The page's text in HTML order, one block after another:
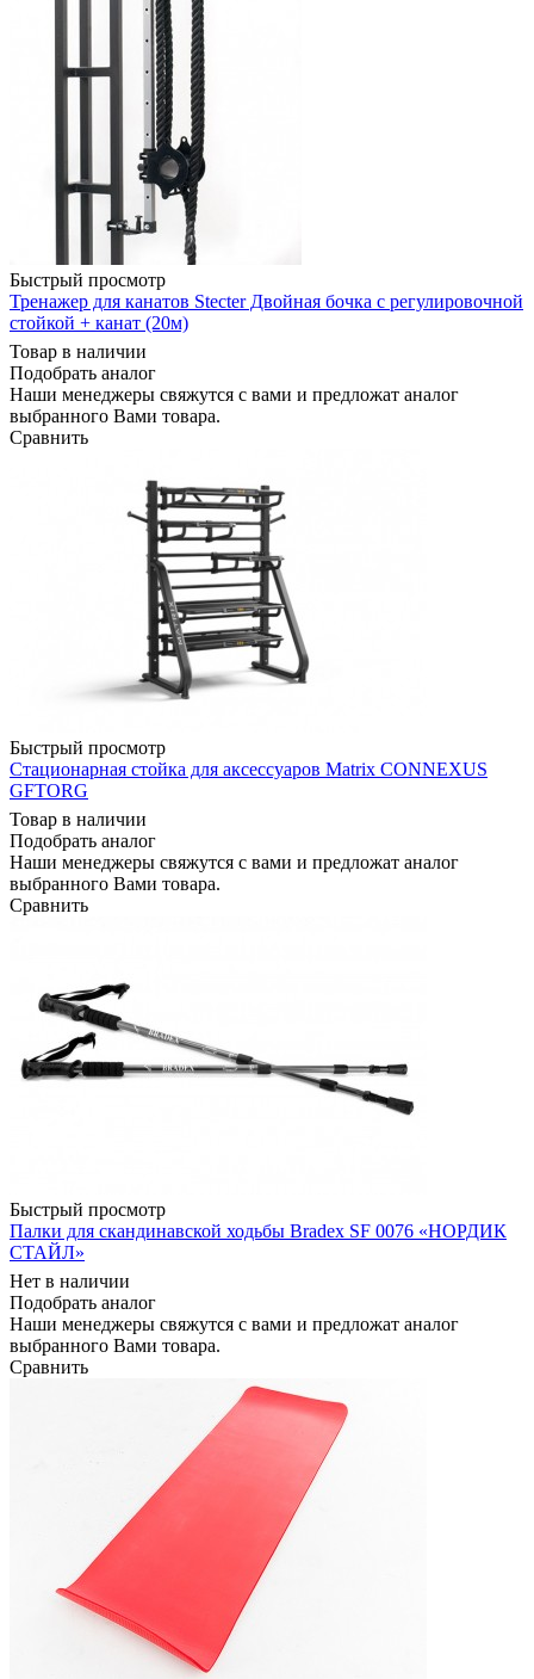
Быстрый просмотр
Тренажер для канатов Stecter Двойная бочка с регулировочной
стойкой + канат (20м)
Товар в наличии
Подобрать аналог
Наши менеджеры свяжутся с вами и предложат аналог
выбранного Вами товара.
Сравнить
Быстрый просмотр
Стационарная стойка для аксессуаров Matrix CONNEXUS
GFTORG
Товар в наличии
Подобрать аналог
Наши менеджеры свяжутся с вами и предложат аналог
выбранного Вами товара.
Сравнить
Быстрый просмотр
Палки для скандинавской ходьбы Bradex SF 0076 «НОРДИК
СТАЙЛ»
Нет в наличии
Подобрать аналог
Наши менеджеры свяжутся с вами и предложат аналог
выбранного Вами товара.
Сравнить